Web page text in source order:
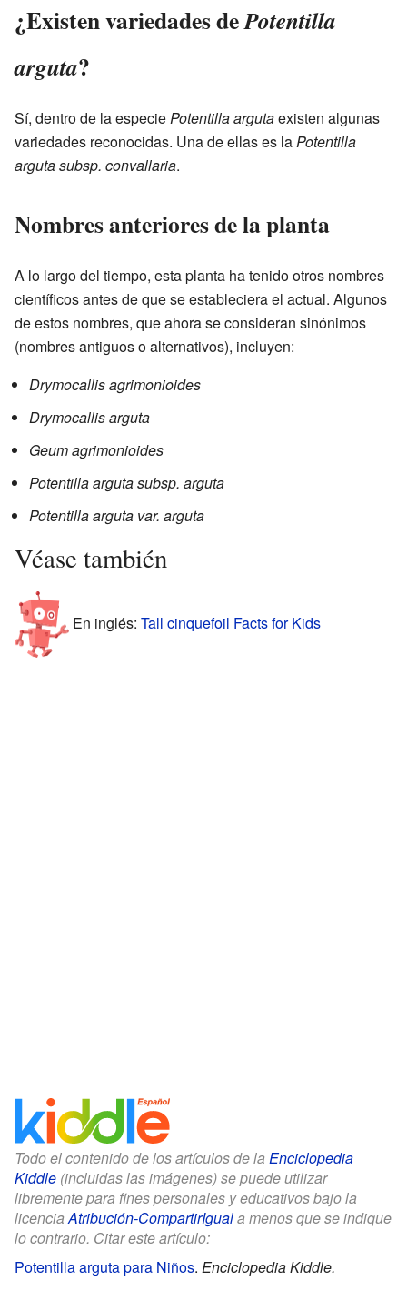
¿Existen variedades dePotentilla
arguta?
Sí, dentro de la especiePotentilla argutaexisten algunas
variedades reconocidas. Una de ellas es laPotentilla
arguta subsp. convallaria.
Nombres anteriores de la planta
A lo largo del tiempo, esta planta ha tenido otros nombres
científicos antes de que se estableciera el actual. Algunos
de estos nombres, que ahora se consideran sinónimos
(nombres antiguos o alternativos), incluyen:
Drymocallis agrimonioides
Drymocallis arguta
Geum agrimonioides
Potentilla arguta subsp. arguta
Potentilla arguta var. arguta
Véase también
En inglés: Tall cinquefoil Facts for Kids
Todo el contenido de los artículos de la Enciclopedia
Kiddle (incluidas las imágenes) se puede utilizar
libremente para fines personales y educativos bajo la
licenciaAtribución-CompartirIguala menos que se indique
lo contrario. Citar este artículo:
Potentilla arguta para Niños. Enciclopedia Kiddle.